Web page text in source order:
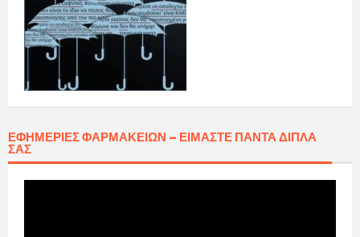
ΕΦΗΜΕΡΊΕΣ ΦΑΡΜΑΚΕΊΩΝ – ΕΊΜΑΣΤΕ ΠΆΝΤΑ ΔΊΠΛΑ
ΣΑΣ